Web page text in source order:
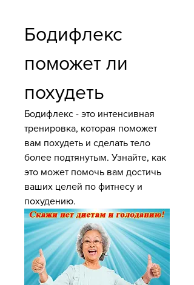
Бодифлекс
поможет ли
похудеть
Бодифлекс - это интенсивная
тренировка, которая поможет
вам похудеть и сделать тело
более подтянутым. Узнайте, как
это может помочь вам достичь
ваших целей по фитнесу и
похудению.